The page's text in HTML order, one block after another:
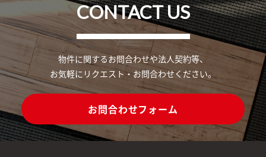
CONTACT US
物件に関するお問合わせや法人契約等、
お気軽にリクエスト・お問合わせください。
お問合わせフォーム